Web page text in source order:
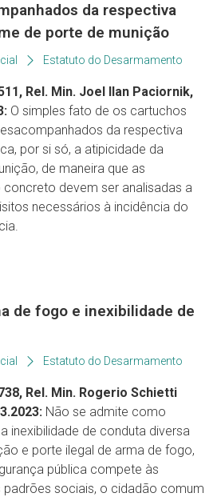
da respectiva
de porte de munição
Estatuto do Desarmamento
Rel. Min. Joel Ilan Paciornik,
O simples fato de os cartuchos
da respectiva
por si só, a atipicidade da
de maneira que as
devem ser analisadas a
necessários à incidência do
de fogo e inexibilidade de
Estatuto do Desarmamento
Rel. Min. Rogerio Schietti
Não se admite como
inexibilidade de conduta diversa
e porte ilegal de arma de fogo,
pública compete às
padrões sociais, o cidadão comum